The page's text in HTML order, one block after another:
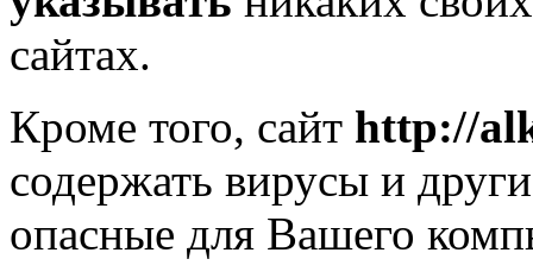
сайтах.
Кроме того, сайт http://
содержать вирусы и
опасные для Вашего